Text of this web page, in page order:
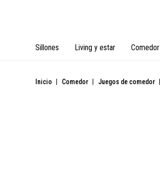
Sillones Living y estar Comedor
Inicio Comedor Juegos de comedor